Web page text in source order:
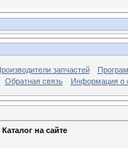
запчастей
Обратная связь
Информация о
на сайте